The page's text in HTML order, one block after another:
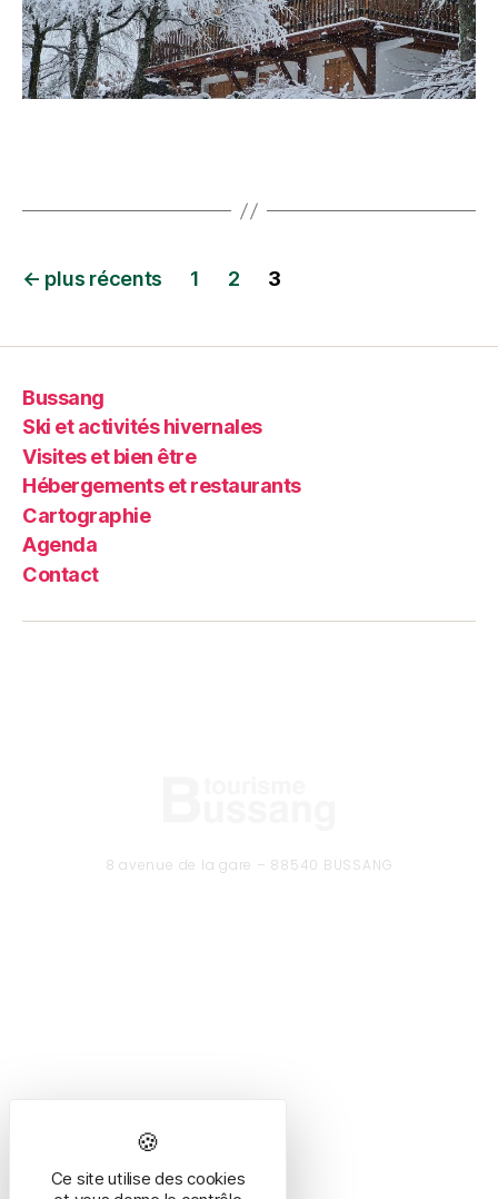
← plus récents 1 2 3
Bussang
Ski et activités hivernales
Visites et bien être
Hébergements et restaurants
Cartographie
Agenda
Contact
8 avenue de la gare – 88540 BUSSANG
Ce site utilise des cookies